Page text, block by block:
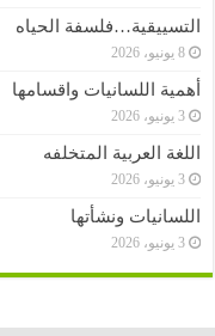
التسييقية…فلسفة الحياه
8 يونيو، 2026
أهمية اللسانيات واقسامها
3 يونيو، 2026
اللغة العربية المتخلفه
3 يونيو، 2026
اللسانيات ونشأتها
3 يونيو، 2026